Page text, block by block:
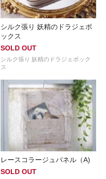
シルク張り 妖精のドラジェボ
ックス
SOLD OUT
シルク張り 妖精のドラジェボック
ス
レースコラージュパネル（A)
SOLD OUT